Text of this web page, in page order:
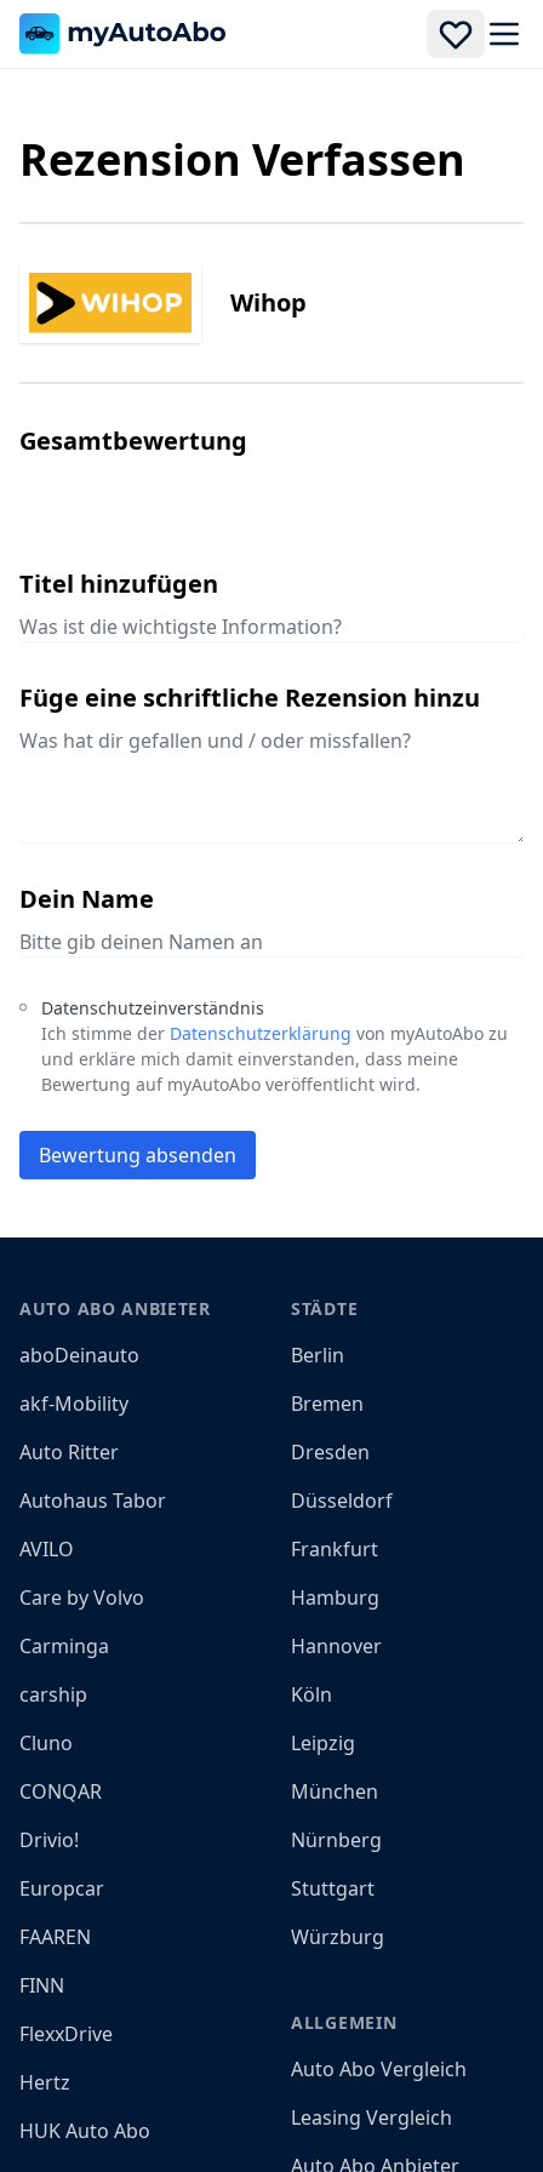
Rezension Verfassen
Wihop
Gesamtbewertung
Titel hinzufügen
Füge eine schriftliche Rezension hinzu
Dein Name
Datenschutzeinverständnis
Ich stimme der Datenschutzerklärung von myAutoAbo zu
und erkläre mich damit einverstanden, dass meine
Bewertung auf myAutoAbo veröffentlicht wird.
Bewertung absenden
AUTO ABO ANBIETER
aboDeinauto
akf-Mobility
Auto Ritter
Autohaus Tabor
AVILO
Care by Volvo
Carminga
carship
Cluno
CONQAR
Drivio!
Europcar
FAAREN
FINN
FlexxDrive
Hertz
HUK Auto Abo
STÄDTE
Berlin
Bremen
Dresden
Düsseldorf
Frankfurt
Hamburg
Hannover
Köln
Leipzig
München
Nürnberg
Stuttgart
Würzburg
ALLGEMEIN
Auto Abo Vergleich
Leasing Vergleich
Auto Abo Anbieter